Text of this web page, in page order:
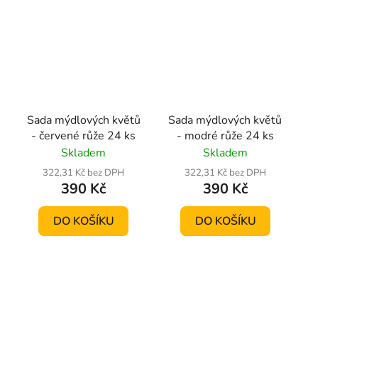
Sada mýdlových květů
- červené růže 24 ks
Skladem
322,31 Kč bez DPH
390 Kč
DO KOŠÍKU
Sada mýdlových květů
- modré růže 24 ks
Skladem
322,31 Kč bez DPH
390 Kč
DO KOŠÍKU